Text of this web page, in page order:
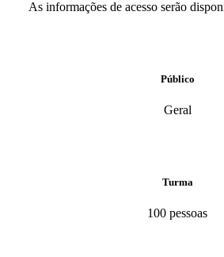
As informações de acesso serão
Público
Geral
Turma
100 pessoas